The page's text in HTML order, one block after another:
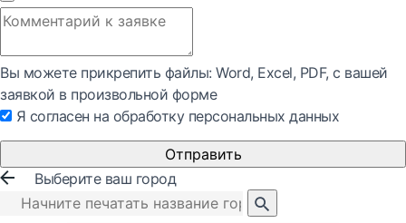
Вы можете прикрепить файлы: Word, Exсel, PDF, с вашей
заявкой в произвольной форме
Я согласен на обработку персональных данных
Отправить
Выберите ваш город